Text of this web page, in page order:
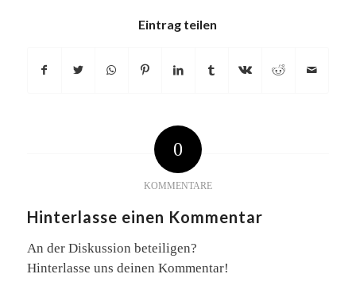
Eintrag teilen
0
KOMMENTARE
Hinterlasse einen Kommentar
An der Diskussion beteiligen?
Hinterlasse uns deinen Kommentar!